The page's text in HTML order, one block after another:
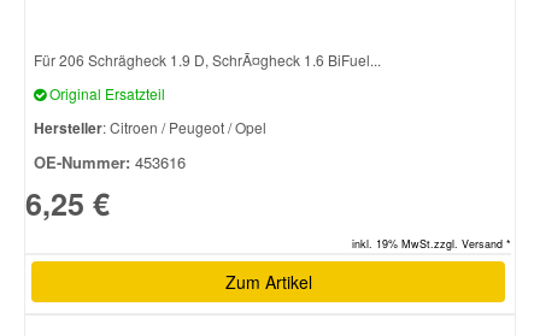
Für 206 Schrägheck 1.9 D, SchrÃ¤gheck 1.6 BiFuel...
Original Ersatzteil
Hersteller: Citroen / Peugeot / Opel
OE-Nummer: 453616
6,25 €
inkl. 19% MwSt.zzgl. Versand *
Zum Artikel